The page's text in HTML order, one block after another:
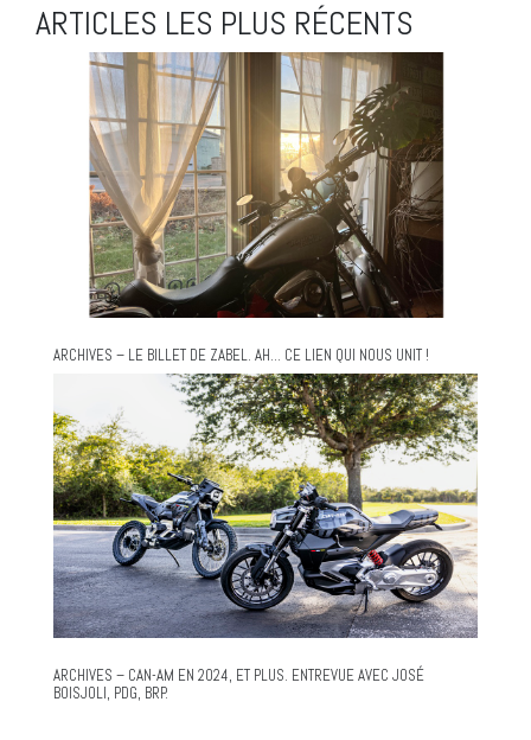
ARTICLES LES PLUS RÉCENTS
ARCHIVES – LE BILLET DE ZABEL. AH… CE LIEN QUI NOUS UNIT !
ARCHIVES – CAN-AM EN 2024, ET PLUS. ENTREVUE AVEC JOSÉ
BOISJOLI, PDG, BRP.